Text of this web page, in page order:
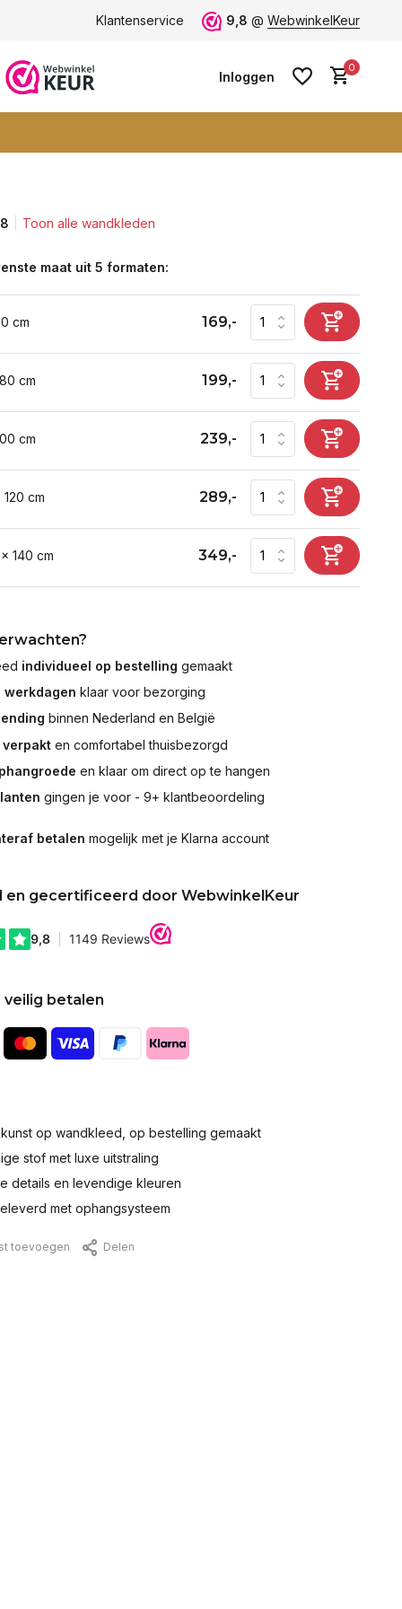
klantbeoordeling 9+ Grootste collectie -ruim 600+
Klantenservice 9,8 @ WebwinkelKeur
Inloggen
0
Toon alle wandkleden
maat uit 5 formaten:
cm 169,-
cm 199,-
cm 239,-
cm 289,-
140 cm 349,-
individueel op bestelling gemaakt
werkdagen klaar voor bezorging
binnen Nederland en België
en comfortabel thuisbezorgd
en klaar om direct op te hangen
gingen je voor - 9+ klantbeoordeling
betalen mogelijk met je Klarna account
en gecertificeerd door WebwinkelKeur
veilig betalen
op wandkleed, op bestelling gemaakt
stof met luxe uitstraling
details en levendige kleuren
met ophangsysteem
toevoegen Delen